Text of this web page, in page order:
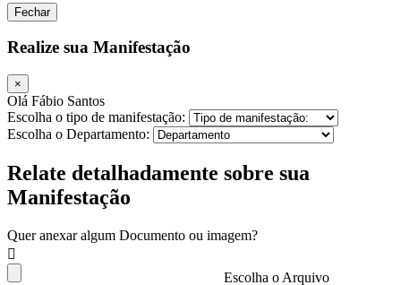
Fechar
Realize sua Manifestação
×
Olá Fábio Santos
Escolha o tipo de manifestação:
Escolha o Departamento:
Relate detalhadamente sobre sua
Manifestação
Quer anexar algum Documento ou imagem?
Escolha o Arquivo